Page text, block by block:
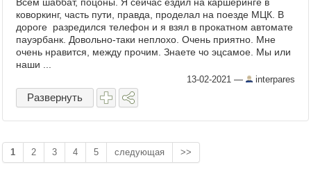
коворкинг, часть пути, правда, проделал на поезде МЦК. В
дороге разредился телефон и я взял в прокатном автомате
пауэрбанк. Довольно-таки неплохо. Очень приятно. Мне
очень нравится, между прочим. Знаете чо эцсамое. Мы или
наши ...
13-02-2021 — interpares
Развернуть
1 2 3 4 5 следующая >>